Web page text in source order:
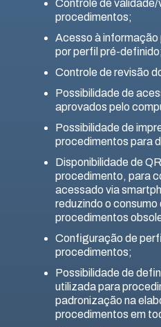
Controle de
procedimentos;
Acesso à
por perfil pré-
Controle de revisão
Possibilidade de
aprovados pelo
Possibilidade de
procedimentos para
Disponibilidade de
procedimento, para
acessado via
reduzindo o consumo
procedimentos
Configuração de
procedimentos;
Possibilidade de
utilizada para
padronização na
procedimentos em